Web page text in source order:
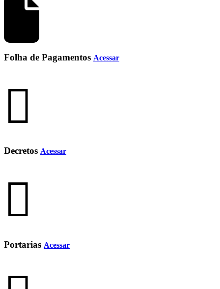
Folha de Pagamentos Acessar
Decretos Acessar
Portarias Acessar